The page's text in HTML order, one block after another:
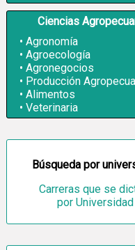
Ciencias
Agronomía
Agroecología
Agronegocios
Producción
Alimentos
Veterinaria
Búsqueda por
Carreras que se
por Universidad